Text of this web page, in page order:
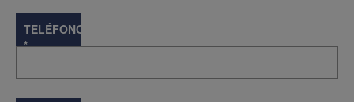
TELÉFONO
*